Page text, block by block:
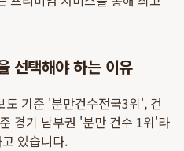
선택해야 하는 이유
도 기준 '분만건수전국3위', 건
경기 남부권 '분만 건수 1위'라
있습니다.